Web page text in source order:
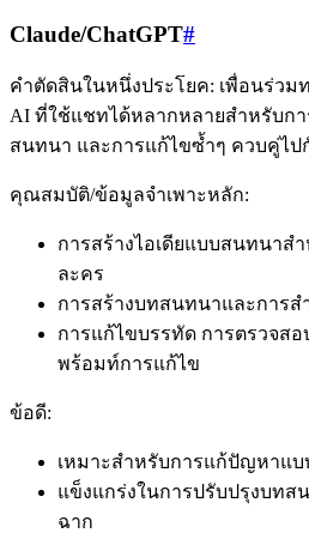
Claude/ChatGPT#
คำตัดสินในหนึ่งประโยค: เพื่อนร่วม
AI ที่ใช้แชทได้หลากหลายสำหรับก
สนทนา และการแก้ไขซ้ำๆ ควบคู่ไ
คุณสมบัติ/ข้อมูลจำเพาะหลัก:
การสร้างไอเดียแบบสนทนาส
ละคร
การสร้างบทสนทนาและการส
การแก้ไขบรรทัด การตรวจส
พร้อมท์การแก้ไข
ข้อดี:
เหมาะสำหรับการแก้ปัญหาแบ
แข็งแกร่งในการปรับปรุงบท
ฉาก